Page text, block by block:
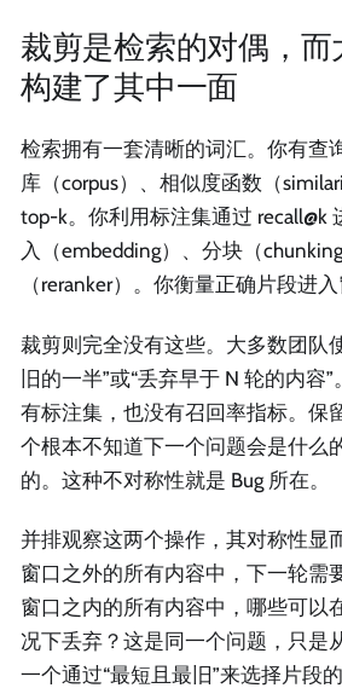
裁剪是检索的对偶，而
构建了其中一面
检索拥有一套清晰的词汇。你有查
库（corpus）、相似度函数（
top-k。你利用标注集通过 recall@k
入（embedding）、分块（
（reranker）。你衡量正确片段进入
裁剪则完全没有这些。大多数团队
旧的一半”或“丢弃早于 N 轮的内容
有标注集，也没有召回率指标。保
个根本不知道下一个问题会是什么
的。这种不对称性就是 Bug 所在。
并排观察这两个操作，其对称性显
窗口之外的所有内容中，下一轮需
窗口之内的所有内容中，哪些可以
况下丢弃？这是同一个问题，只是
一个通过“最短且最旧”来选择片段